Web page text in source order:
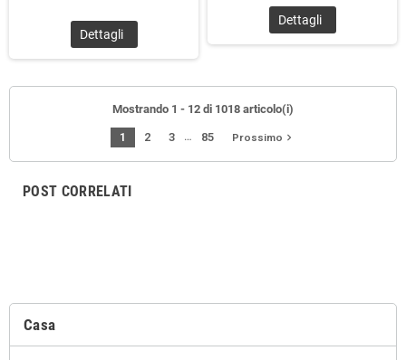
Casa
Dettagli
Dettagli
Mostrando 1 - 12 di 1018 articolo(i)
1 2 3 … 85 Prossimo navigate_next
POST CORRELATI